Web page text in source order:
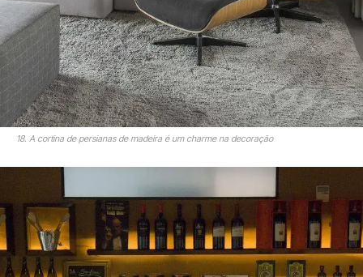
18. A cortina de persianas de madeira é um charme na decoração